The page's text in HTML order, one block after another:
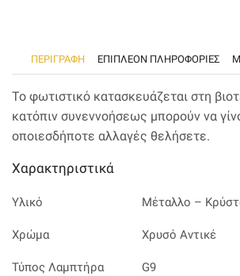
ΠΕΡΙΓΡΑΦΉ ΕΠΙΠΛΈΟΝ ΠΛΗΡΟΦΟΡΊΕΣ
Το φωτιστικό κατασκευάζεται στη
κατόπιν συνεννοήσεως μπορούν να
οποιεσδήποτε αλλαγές θελήσετε.
Χαρακτηριστικά
Υλικό Μέταλλο –
Χρώμα Χρυσό Αντικέ
Τύπος Λαμπτήρα G9